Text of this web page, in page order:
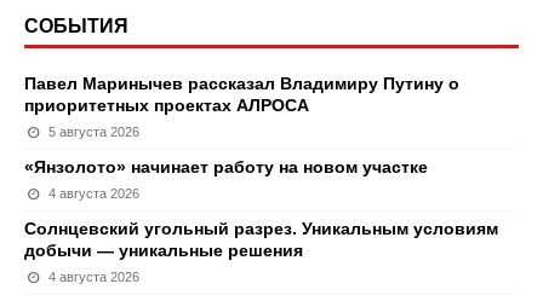
СОБЫТИЯ
Павел Маринычев рассказал Владимиру Путину о
приоритетных проектах АЛРОСА
5 августа 2026
«Янзолото» начинает работу на новом участке
4 августа 2026
Солнцевский угольный разрез. Уникальным условиям
добычи — уникальные решения
4 августа 2026